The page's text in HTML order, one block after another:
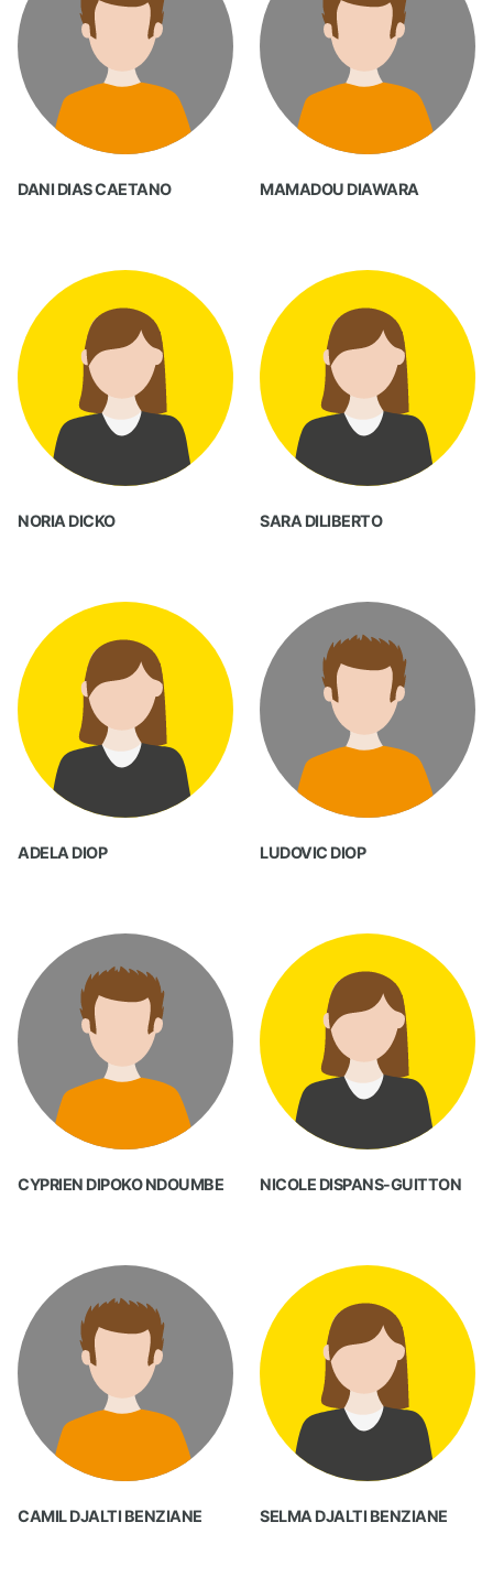
DANI DIAS CAETANO MAMADOU DIAWARA
NORIA DICKO SARA DILIBERTO
ADELA DIOP LUDOVIC DIOP
CYPRIEN DIPOKO NDOUMBE NICOLE DISPANS-GUITTON
CAMIL DJALTI BENZIANE SELMA DJALTI BENZIANE